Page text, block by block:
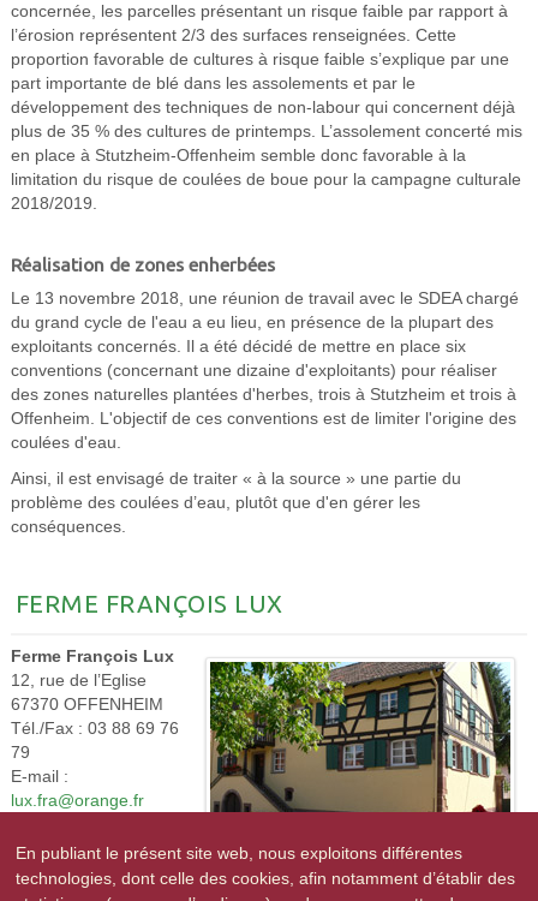
concernée, les parcelles présentant un risque faible par rapport à
l’érosion représentent 2/3 des surfaces renseignées. Cette
proportion favorable de cultures à risque faible s’explique par une
part importante de blé dans les assolements et par le
développement des techniques de non-labour qui concernent déjà
plus de 35 % des cultures de printemps. L’assolement concerté mis
en place à Stutzheim-Offenheim semble donc favorable à la
limitation du risque de coulées de boue pour la campagne culturale
2018/2019.
Réalisation de zones enherbées
Le 13 novembre 2018, une réunion de travail avec le SDEA chargé
du grand cycle de l'eau a eu lieu, en présence de la plupart des
exploitants concernés. Il a été décidé de mettre en place six
conventions (concernant une dizaine d'exploitants) pour réaliser
des zones naturelles plantées d'herbes, trois à Stutzheim et trois à
Offenheim. L'objectif de ces conventions est de limiter l'origine des
coulées d'eau.
Ainsi, il est envisagé de traiter « à la source » une partie du
problème des coulées d’eau, plutôt que d'en gérer les
conséquences.
FERME FRANÇOIS LUX
Ferme François Lux
12, rue de l’Eglise
67370 OFFENHEIM
Tél./Fax : 03 88 69 76
79
E-mail :
lux.fra@orange.fr
Télécharger la
plaquette
En publiant le présent site web, nous exploitons différentes
technologies, dont celle des cookies, afin notamment d’établir des